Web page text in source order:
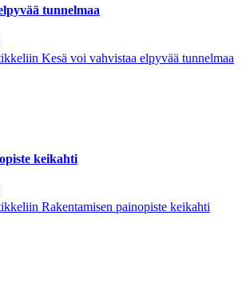
tunnelmaa
Kesä voi vahvistaa elpyvää tunnelmaa
keikahti
Rakentamisen painopiste keikahti